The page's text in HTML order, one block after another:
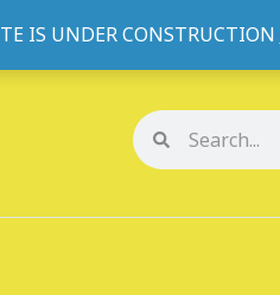
IS UNDER CONSTRUCTION
Mis pedidos